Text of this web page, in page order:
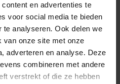
en advertenties te
voor social media te bieden
analyseren. Ook delen we
van onze site met onze
adverteren en analyse. Deze
combineren met andere
verstrekt of die ze hebben
magazijnteam alle benodigde
op de werkplaats. In de
opgebouwd en uitgebreid
het inpakstation in het
wordt ingepakt. Accessoires